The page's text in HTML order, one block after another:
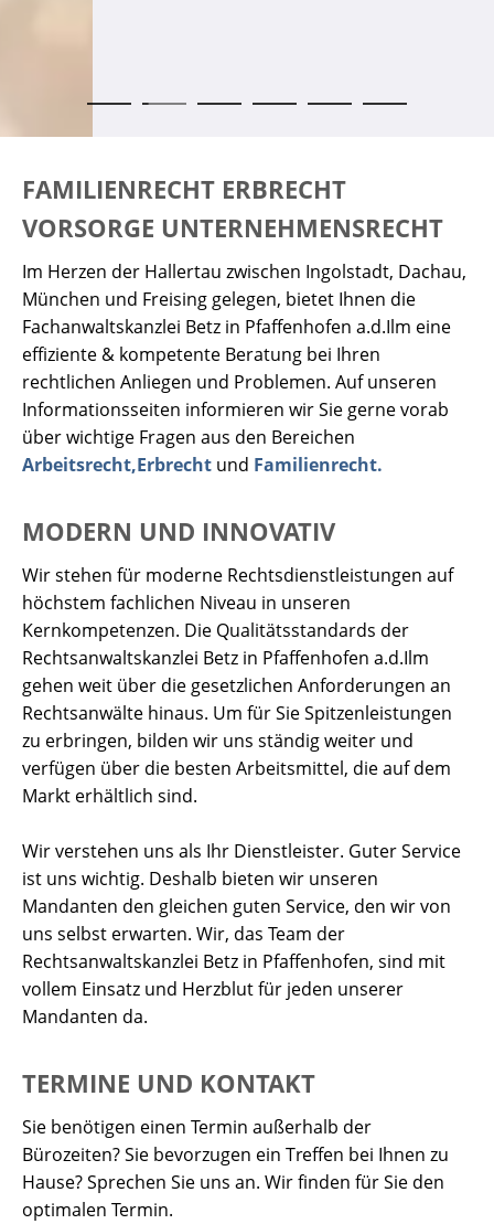
FAMILIENRECHT ERBRECHT
VORSORGE UNTERNEHMENSRECHT
Im Herzen der Hallertau zwischen Ingolstadt, Dachau,
München und Freising gelegen, bietet Ihnen die
Fachanwaltskanzlei Betz in Pfaffenhofen a.d.Ilm eine
effiziente & kompetente Beratung bei Ihren
rechtlichen Anliegen und Problemen. Auf unseren
Informationsseiten informieren wir Sie gerne vorab
über wichtige Fragen aus den Bereichen
Arbeitsrecht,Erbrecht und Familienrecht.
MODERN UND INNOVATIV
Wir stehen für moderne Rechtsdienstleistungen auf
höchstem fachlichen Niveau in unseren
Kernkompetenzen. Die Qualitätsstandards der
Rechtsanwaltskanzlei Betz in Pfaffenhofen a.d.Ilm
gehen weit über die gesetzlichen Anforderungen an
Rechtsanwälte hinaus. Um für Sie Spitzenleistungen
zu erbringen, bilden wir uns ständig weiter und
verfügen über die besten Arbeitsmittel, die auf dem
Markt erhältlich sind.
Wir verstehen uns als Ihr Dienstleister. Guter Service
ist uns wichtig. Deshalb bieten wir unseren
Mandanten den gleichen guten Service, den wir von
uns selbst erwarten. Wir, das Team der
Rechtsanwaltskanzlei Betz in Pfaffenhofen, sind mit
vollem Einsatz und Herzblut für jeden unserer
Mandanten da.
TERMINE UND KONTAKT
Sie benötigen einen Termin außerhalb der
Bürozeiten? Sie bevorzugen ein Treffen bei Ihnen zu
Hause? Sprechen Sie uns an. Wir finden für Sie den
optimalen Termin.